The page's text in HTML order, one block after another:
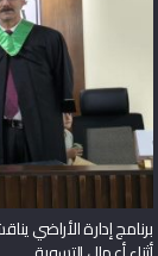
برنامج إدارة الأراضي